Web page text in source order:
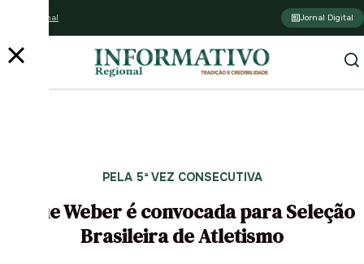
Assine o jornal Jornal Digital
PELA 5ª VEZ CONSECUTIVA
Jaque Weber é convocada para Seleção
Brasileira de Atletismo